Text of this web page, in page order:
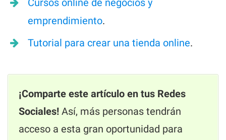
Cursos online de negocios y
emprendimiento.
Tutorial para crear una tienda online.
¡Comparte este artículo en tus Redes
Sociales! Así, más personas tendrán
acceso a esta gran oportunidad para